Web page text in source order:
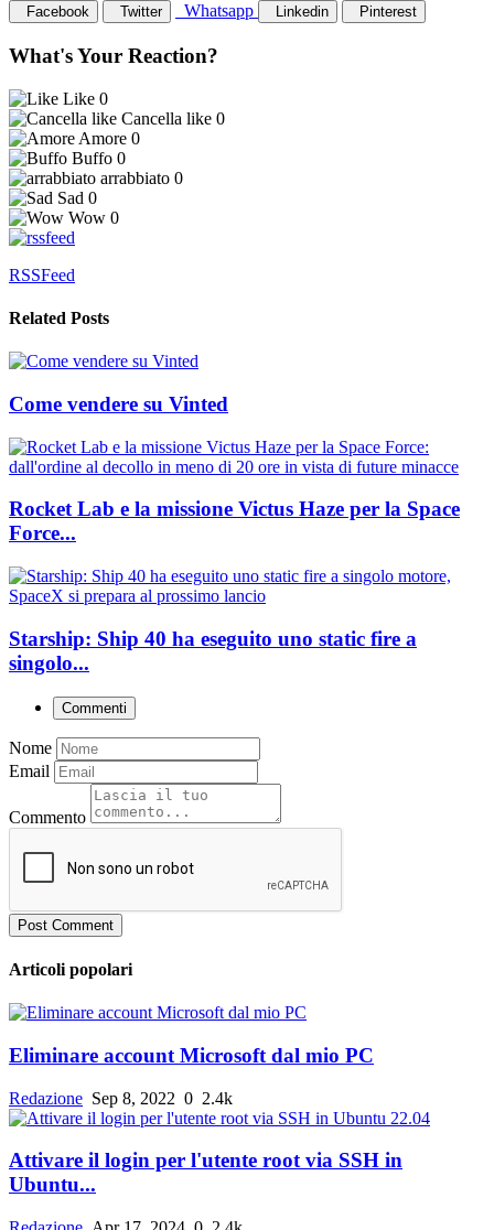
Facebook Twitter Whatsapp Linkedin Pinterest
What's Your Reaction?
Like 0
Cancella like 0
Amore 0
Buffo 0
arrabbiato 0
Sad 0
Wow 0
RSSFeed
Related Posts
Come vendere su Vinted
Rocket Lab e la missione Victus Haze per la Space
Force...
Starship: Ship 40 ha eseguito uno static fire a
singolo...
Commenti
Nome
Email
Commento
Post Comment
Articoli popolari
Eliminare account Microsoft dal mio PC
Redazione Sep 8, 2022 0 2.4k
Attivare il login per l'utente root via SSH in
Ubuntu...